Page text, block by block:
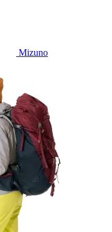
Mizuno